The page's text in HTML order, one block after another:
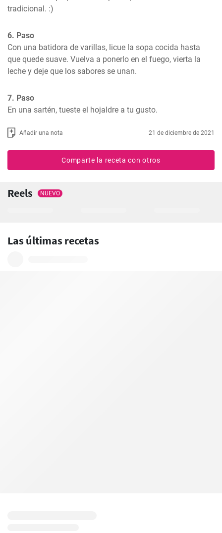
tradicional. :)
6. Paso
Con una batidora de varillas, licue la sopa cocida hasta
que quede suave. Vuelva a ponerlo en el fuego, vierta la
leche y deje que los sabores se unan.
7. Paso
En una sartén, tueste el hojaldre a tu gusto.
Añadir una nota 21 de diciembre de 2021
Comparte la receta con otros
Reels NUEVO
Las últimas recetas